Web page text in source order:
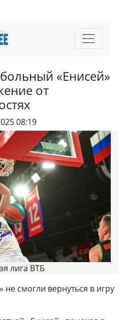
«Енисей»
от
08:19
лига ВТБ
не смогли вернуться в игру